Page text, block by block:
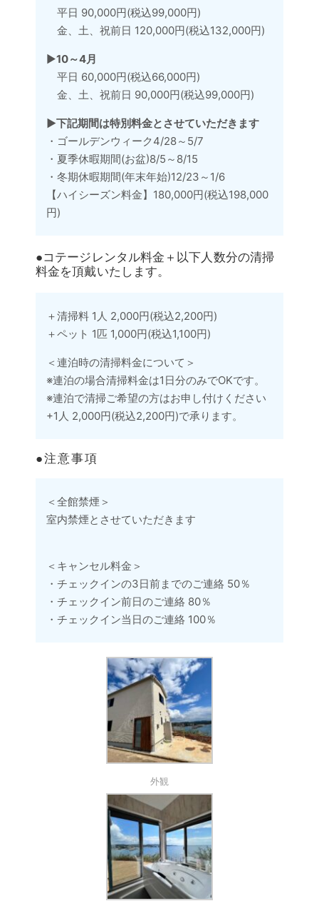
平日 90,000円(税込99,000円)
金、土、祝前日 120,000円(税込132,000円)
▶︎10～4月
平日 60,000円(税込66,000円)
金、土、祝前日 90,000円(税込99,000円)
▶︎下記期間は特別料金とさせていただきます
・ゴールデンウィーク4/28～5/7
・夏季休暇期間(お盆)8/5～8/15
・冬期休暇期間(年末年始)12/23～1/6
【ハイシーズン料金】180,000円(税込198,000
円)
●コテージレンタル料金＋以下人数分の清掃
料金を頂戴いたします。
＋清掃料 1人 2,000円(税込2,200円)
＋ペット 1匹 1,000円(税込1,100円)
＜連泊時の清掃料金について＞
※連泊の場合清掃料金は1日分のみでOKです。
※連泊で清掃ご希望の方はお申し付けください
+1人 2,000円(税込2,200円)で承ります。
●注意事項
＜全館禁煙＞
室内禁煙とさせていただきます
＜キャンセル料金＞
・チェックインの3日前までのご連絡 50％
・チェックイン前日のご連絡 80％
・チェックイン当日のご連絡 100％
外観